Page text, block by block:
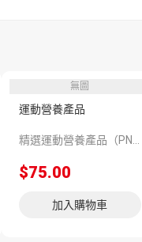
無圖
運動營養產品
$75.00
加入購物車